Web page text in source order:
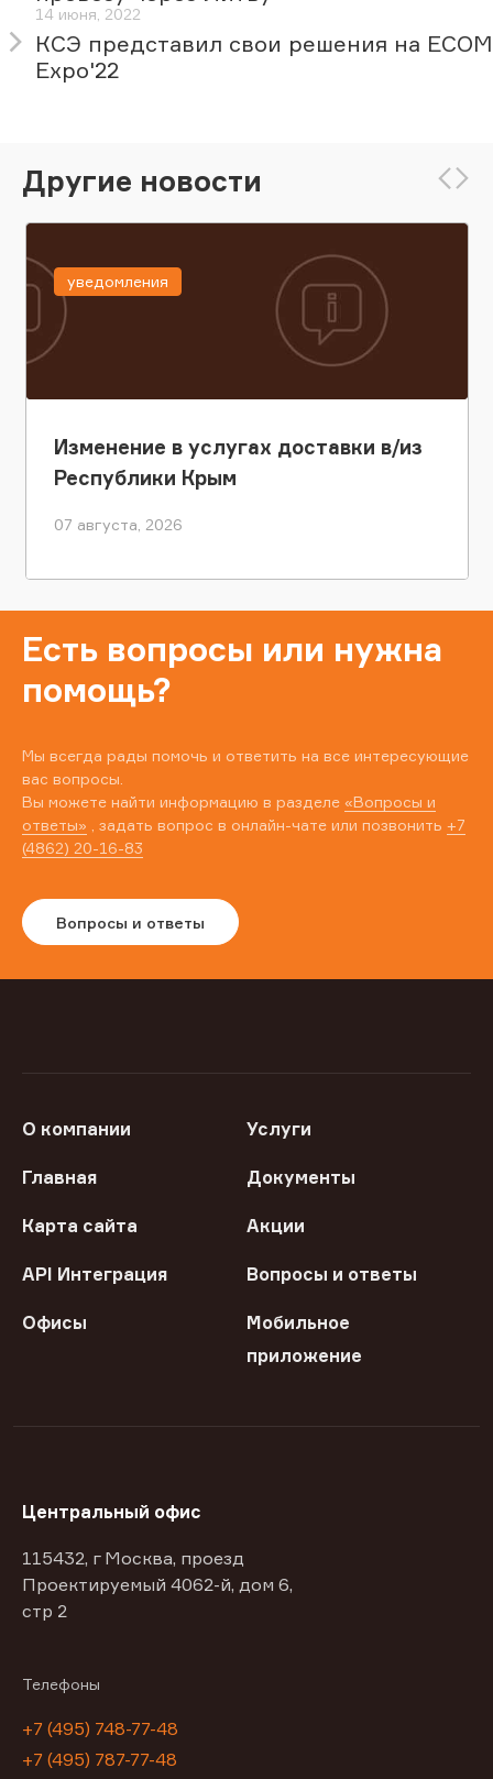
14 июня, 2022
КСЭ представил свои решения на ECOM
Expo'22
Другие новости
Изменение в услугах доставки в/из
Республики Крым
07 августа, 2026
уведомления
Есть вопросы или нужна
помощь?
Мы всегда рады помочь и ответить на все интересующие
вас вопросы.
Вы можете найти информацию в разделе «Вопросы и
ответы» , задать вопрос в онлайн-чате или позвонить +7
(4862) 20-16-83
Вопросы и ответы
О компании Услуги
Главная Документы
Карта сайта Акции
API Интеграция Вопросы и ответы
Офисы
Мобильное
приложение
Центральный офис
115432, г Москва, проезд
Проектируемый 4062-й, дом 6,
стр 2
Телефоны
+7 (495) 748-77-48
+7 (495) 787-77-48